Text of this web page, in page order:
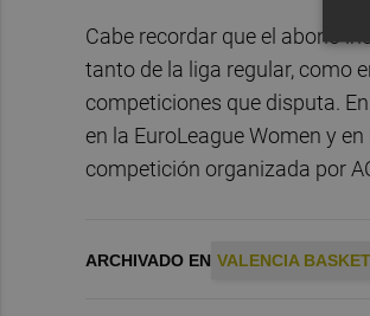
Cabe recordar que el abono
tanto de la liga regular, como
competiciones que disputa.
en la EuroLeague Women y
competición organizada por
ARCHIVADO EN VALENCIA BASKET